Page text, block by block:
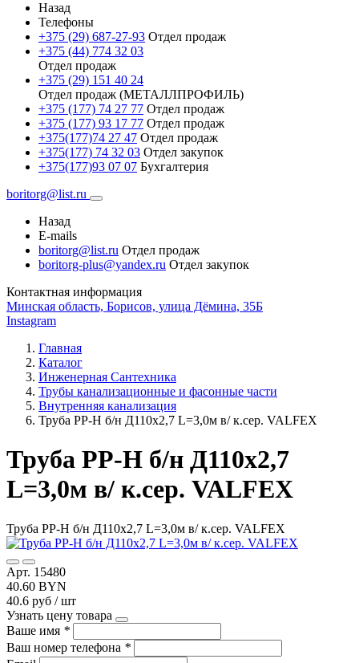
Назад
Телефоны
+375 (29) 687-27-93 Отдел продаж
+375 (44) 774 32 03
Отдел продаж
+375 (29) 151 40 24
Отдел продаж (МЕТАЛЛПРОФИЛЬ)
+375 (177) 74 27 77 Отдел продаж
+375 (177) 93 17 77 Отдел продаж
+375(177)74 27 47 Отдел продаж
+375(177) 74 32 03 Отдел закупок
+375(177)93 07 07 Бухгалтерия
boritorg@list.ru
Назад
E-mails
boritorg@list.ru Отдел продаж
boritorg-plus@yandex.ru Отдел закупок
Контактная информация
Минская область, Борисов, улица Дёмина, 35Б
Instagram
Главная
Каталог
Инженерная Сантехника
Трубы канализационные и фасонные части
Внутренняя канализация
Труба РР-Н б/н Д110х2,7 L=3,0м в/ к.сер. VALFEX
Труба РР-Н б/н Д110х2,7
L=3,0м в/ к.сер. VALFEX
Труба РР-Н б/н Д110х2,7 L=3,0м в/ к.сер. VALFEX
Арт. 15480
40.60 BYN
40.6 руб / шт
Узнать цену товара
Ваше имя *
Ваш номер телефона *